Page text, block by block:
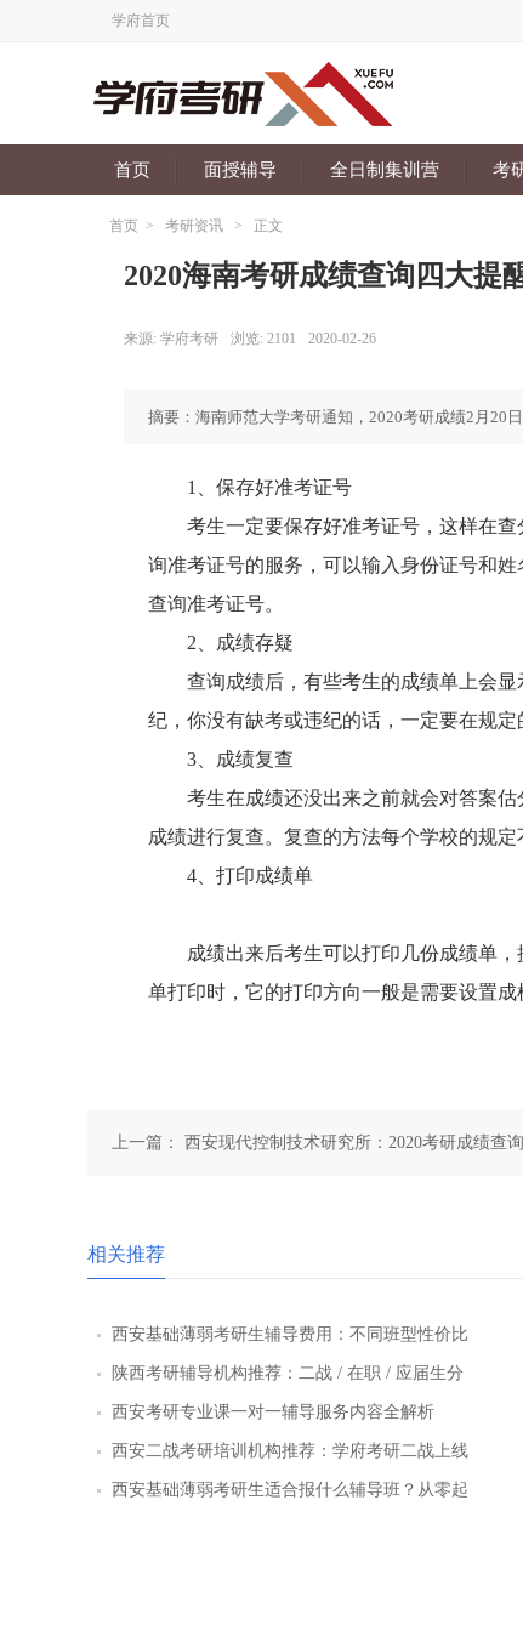
学府首页
首页 面授辅导 全日制集训营 考
首页 > 考研资讯 > 正文
2020海南考研成绩查询四大提
来源: 学府考研 浏览: 2101 2020-02-26
摘要：海南师范大学考研通知，2020考研成绩2月20日
1、保存好准考证号
考生一定要保存好准考证号，这样在查
询准考证号的服务，可以输入身份证号和
查询准考证号。
2、成绩存疑
查询成绩后，有些考生的成绩单上会显
纪，你没有缺考或违纪的话，一定要在规
3、成绩复查
考生在成绩还没出来之前就会对答案估
成绩进行复查。复查的方法每个学校的规
4、打印成绩单
成绩出来后考生可以打印几份成绩单，
单打印时，它的打印方向一般是需要设置成
上一篇：
西安现代控制技术研究所：2020考研成绩查询
相关推荐
西安基础薄弱考研生辅导费用：不同班型性价比
对比
陕西考研辅导机构推荐：二战 / 在职 / 应届生分
层教学方案
西安考研专业课一对一辅导服务内容全解析
西安二战考研培训机构推荐：学府考研二战上线
率提升路径
西安基础薄弱考研生适合报什么辅导班？从零起